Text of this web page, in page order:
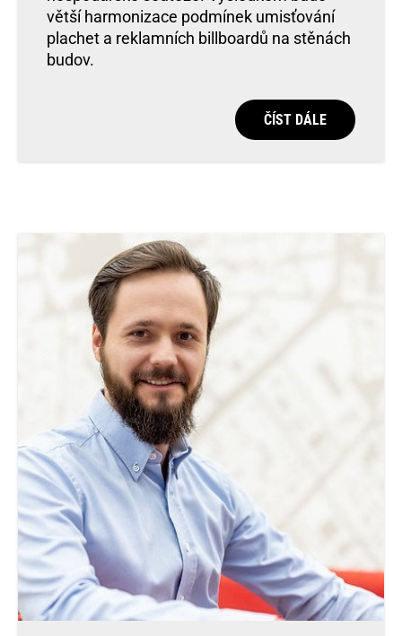
větší harmonizace podmínek umisťování
plachet a reklamních billboardů na stěnách
budov.
ČÍST DÁLE